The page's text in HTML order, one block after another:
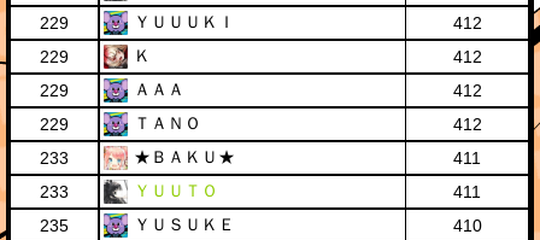
229
ＹＵＵＵＫＩ
412
229
Ｋ
412
229
ＡＡＡ
412
229
ＴＡＮＯ
412
233
★ＢＡＫＵ★
411
233
ＹＵＵＴＯ
411
235
ＹＵＳＵＫＥ
410